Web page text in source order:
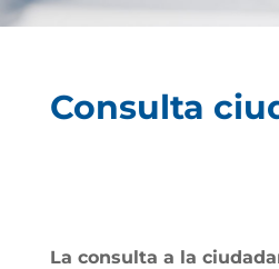
Consulta
La consulta a la